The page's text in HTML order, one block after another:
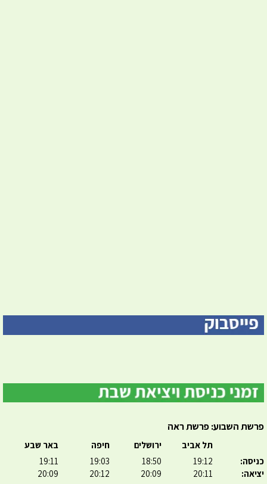
פרשת השבוע: פרשת ראה
כניסה:
יציאה:
תל אביב
19:12
20:11
ירושלים
18:50
20:09
חיפה
19:03
20:12
באר שבע
19:11
20:09